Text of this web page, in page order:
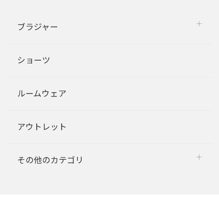
ブラジャー
ショーツ
ルームウェア
アウトレット
その他のカテゴリ